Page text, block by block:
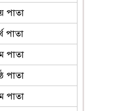
পাতা
পাতা
পাতা
পাতা
পাতা